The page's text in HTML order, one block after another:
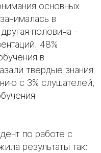
основных
в
половина -
48%
в
твердые знания
с 3% слушателей,
по работе с
результаты так: